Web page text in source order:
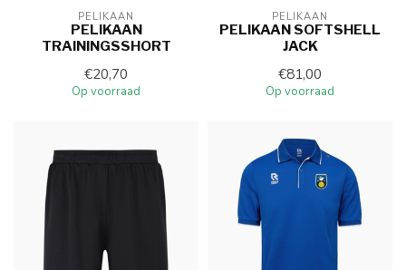
PELIKAAN
PELIKAAN
TRAININGSSHORT
€20,70
Op voorraad
PELIKAAN
PELIKAAN SOFTSHELL
JACK
€81,00
Op voorraad